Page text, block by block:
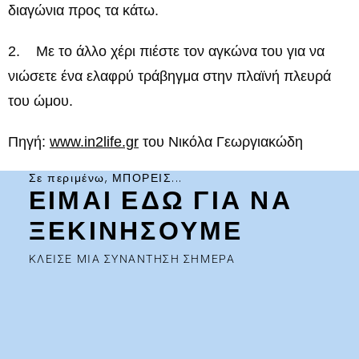
διαγώνια προς τα κάτω.
2. Με το άλλο χέρι πιέστε τον αγκώνα του για να
νιώσετε ένα ελαφρύ τράβηγμα στην πλαϊνή πλευρά
του ώμου.
Πηγή: www.in2life.gr του Νικόλα Γεωργιακώδη
Σε περιμένω, ΜΠΟΡΕΙΣ...
ΕΙΜΑΙ ΕΔΩ ΓΙΑ ΝΑ
ΞΕΚΙΝΗΣΟΥΜΕ
ΚΛΕΙΣΕ ΜΙΑ ΣΥΝΑΝΤΗΣΗ ΣΗΜΕΡΑ